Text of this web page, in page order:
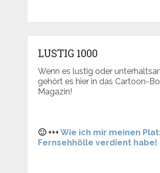
LUSTIG 1000
Wenn es lustig oder
gehört es hier in das Cartoon-
Magazin!
🙂 +++ Wie ich mir meinen
Fernsehhölle verdient habe!